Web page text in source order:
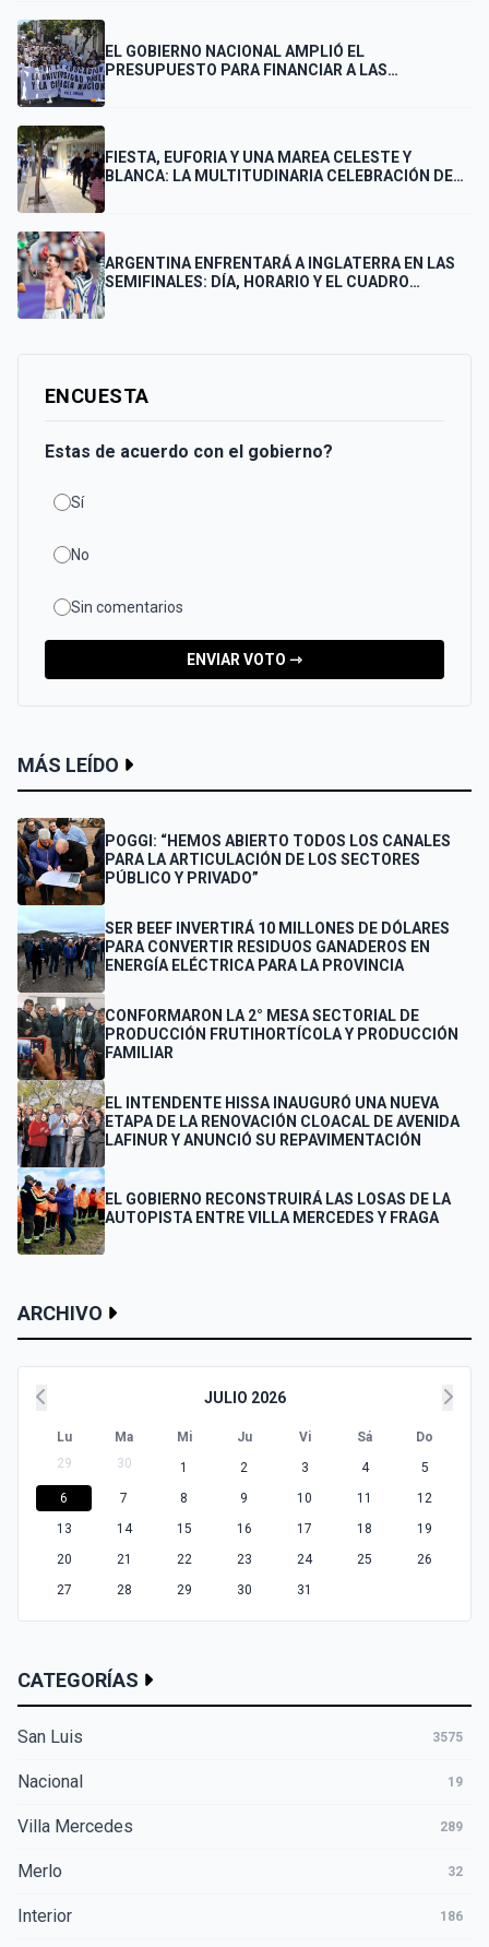
EL GOBIERNO NACIONAL AMPLIÓ EL
PRESUPUESTO PARA FINANCIAR A LAS
FIESTA, EUFORIA Y UNA MAREA CELESTE Y
BLANCA: LA MULTITUDINARIA CELEBRACIÓN DE
ARGENTINA ENFRENTARÁ A INGLATERRA EN LAS
SEMIFINALES: DÍA, HORARIO Y EL CUADRO
ENCUESTA
Estas de acuerdo con el gobierno?
Sí
No
Sin comentarios
ENVIAR VOTO ⇾
MÁS LEÍDO
POGGI: “HEMOS ABIERTO TODOS LOS CANALES
PARA LA ARTICULACIÓN DE LOS SECTORES
PÚBLICO Y PRIVADO”
SER BEEF INVERTIRÁ 10 MILLONES DE DÓLARES
PARA CONVERTIR RESIDUOS GANADEROS EN
ENERGÍA ELÉCTRICA PARA LA PROVINCIA
CONFORMARON LA 2° MESA SECTORIAL DE
PRODUCCIÓN FRUTIHORTÍCOLA Y PRODUCCIÓN
FAMILIAR
EL INTENDENTE HISSA INAUGURÓ UNA NUEVA
ETAPA DE LA RENOVACIÓN CLOACAL DE AVENIDA
LAFINUR Y ANUNCIÓ SU REPAVIMENTACIÓN
EL GOBIERNO RECONSTRUIRÁ LAS LOSAS DE LA
AUTOPISTA ENTRE VILLA MERCEDES Y FRAGA
ARCHIVO
JULIO 2026
Lu Ma Mi Ju Vi Sá
Do
29
30 1 2 3 4
5
6
7 8 9 10 11
12
13
14 15 16 17 18
19
20
21 22 23 24 25
26
27
28 29 30 31
CATEGORÍAS
San Luis 3575
Nacional 19
Villa Mercedes 289
Merlo 32
Interior 186